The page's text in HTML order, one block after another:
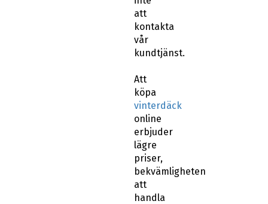
att
kontakta
vår
kundtjänst.
Att
köpa
vinterdäck
online
erbjuder
lägre
priser,
bekvämligheten
att
handla